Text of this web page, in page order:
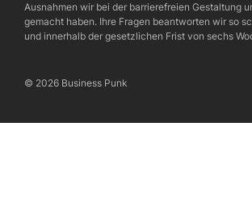
Ausnahmen wir bei der barrierefreien Gestaltung
gemacht haben. Ihre Fragen beantworten wir so
und innerhalb der gesetzlichen Frist von sechs
© 2026 Business Punk